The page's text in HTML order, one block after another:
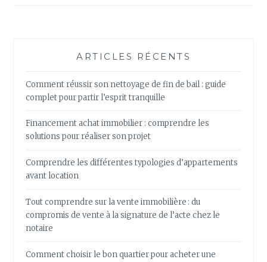
ARTICLES RÉCENTS
Comment réussir son nettoyage de fin de bail : guide
complet pour partir l’esprit tranquille
Financement achat immobilier : comprendre les
solutions pour réaliser son projet
Comprendre les différentes typologies d’appartements
avant location
Tout comprendre sur la vente immobilière : du
compromis de vente à la signature de l’acte chez le
notaire
Comment choisir le bon quartier pour acheter une